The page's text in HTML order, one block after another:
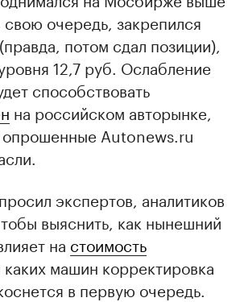
очередь, закрепился
потом сдал позиции),
12,7 руб. Ослабление
способствовать
на российском авторынке,
Autonews.ru
экспертов, аналитиков
выяснить, как нынешний
на стоимость
каких машин корректировка
в первую очередь.